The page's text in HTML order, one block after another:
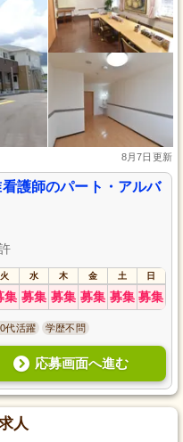
8月7日更新
護師のパート・アルバ
火 水 木 金 土 日
集 募集 募集 募集 募集 募集
代活躍 学歴不問
応募画面へ進む
人